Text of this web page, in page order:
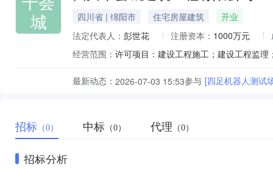
城 四川省 | 绵阳市 住宅房屋建筑
开业
法定代表人： 彭世花 注册资本： 1000万元
经营范围：
最新动态： 2026-07-03 15:53参与 [四足机器人测试
招标 （0） 中标 （0） 代理 （0）
招标分析